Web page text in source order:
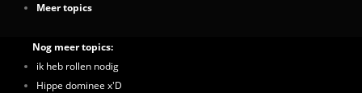
Meer topics
Nog meer topics:
ik heb rollen nodig
Hippe dominee x'D